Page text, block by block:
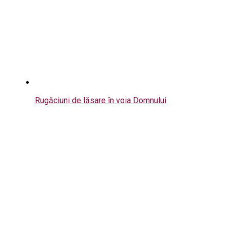
Rugăciuni de lăsare în voia Domnului